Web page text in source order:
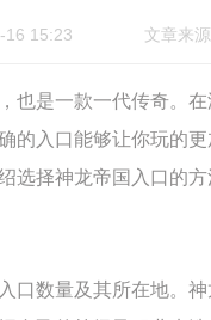
16 15:23 文章来
也是一款一代传奇。
的入口能够让你玩的
选择神龙帝国入口的
口数量及其所在地。